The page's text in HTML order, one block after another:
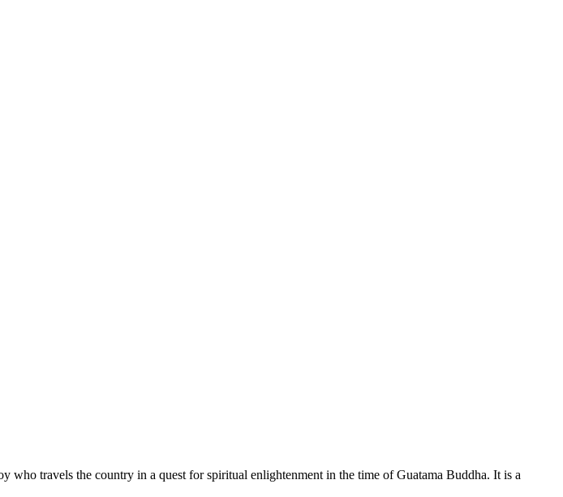
travels the country in a quest for spiritual enlightenment in the time of Guatama Buddha. It is a